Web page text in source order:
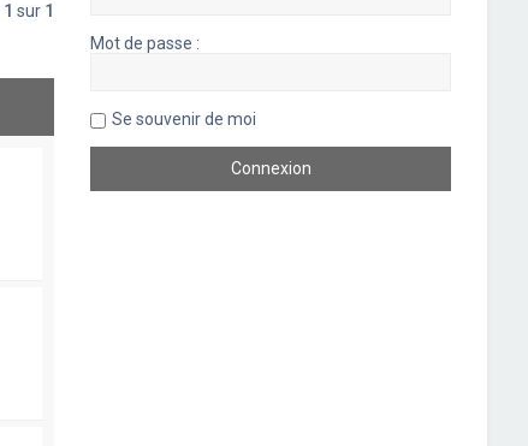
1 sur 1
Mot de passe :
Se souvenir de moi